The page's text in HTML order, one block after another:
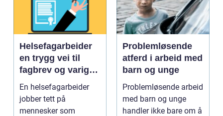
Helsefagarbeider
en trygg vei til
fagbrev og varig
jobb
En helsefagarbeider
jobber tett på
mennesker som
Problemløsende
atferd i arbeid med
barn og unge
Problemløsende arbeid
med barn og unge
handler ikke bare om å